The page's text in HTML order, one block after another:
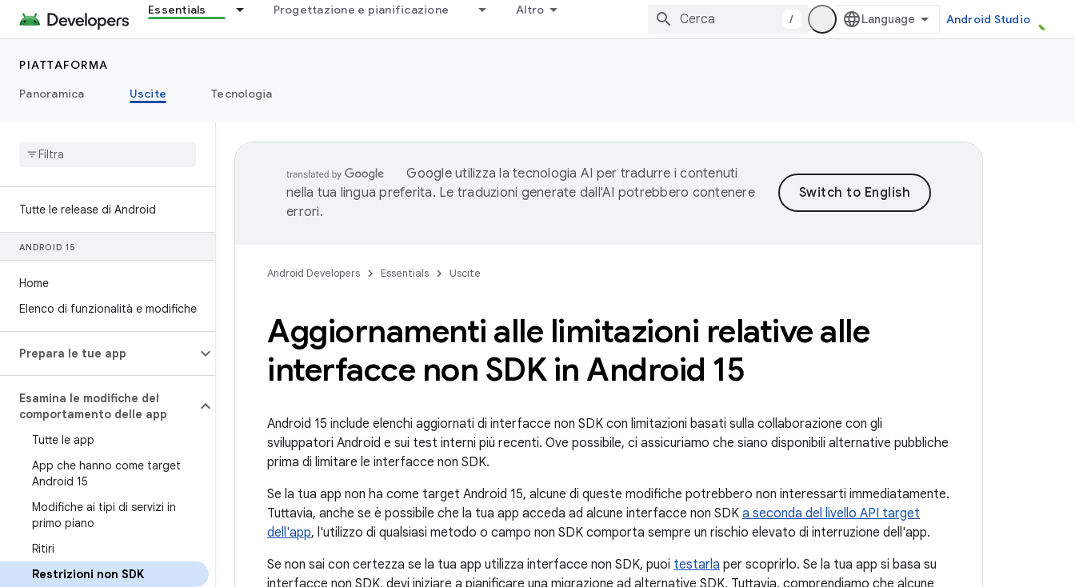
Essentials Progettazione e pianificazione Altro
/ Android Studio
PIATTAFORMA
Panoramica
Uscite Tecnologia
Tutte le release di Android
ANDROID 15
Home
Elenco di funzionalità e modifiche
Prepara le tue app
Esamina le modifiche del
comportamento delle app
Tutte le app
App che hanno come target
Android 15
Modifiche ai tipi di servizi in
primo piano
Ritiri
Restrizioni non SDK
Google utilizza la tecnologia AI per tradurre i contenuti
nella tua lingua preferita. Le traduzioni generate dall'AI potrebbero contenere
errori.
Android Developers Essentials Uscite
Aggiornamenti alle limitazioni relative alle
interfacce non SDK in Android 15
Android 15 include elenchi aggiornati di interfacce non SDK con limitazioni basati sulla collaborazione con gli
sviluppatori Android e sui test interni più recenti. Ove possibile, ci assicuriamo che siano disponibili alternative pubbliche
prima di limitare le interfacce non SDK.
Se la tua app non ha come target Android 15, alcune di queste modifiche potrebbero non interessarti immediatamente.
Tuttavia, anche se è possibile che la tua app acceda ad alcune interfacce non SDK a seconda del livello API target
dell'app, l'utilizzo di qualsiasi metodo o campo non SDK comporta sempre un rischio elevato di interruzione dell'app.
Se non sai con certezza se la tua app utilizza interfacce non SDK, puoi testarla per scoprirlo. Se la tua app si basa su
interfacce non SDK, devi iniziare a pianificare una migrazione ad alternative SDK. Tuttavia, comprendiamo che alcune